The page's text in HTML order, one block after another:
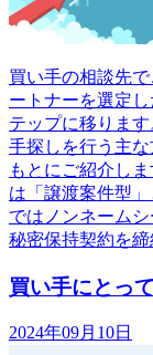
買い手の相談先
ートナーを選定
テップに移りま
手探しを行う主
もとにご紹介し
は「譲渡案件型
ではノンネーム
秘密保持契約を締
買い手にとっ
2024年09月10日